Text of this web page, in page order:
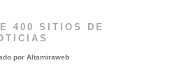
400 SITIOS DE
porAltamiraweb